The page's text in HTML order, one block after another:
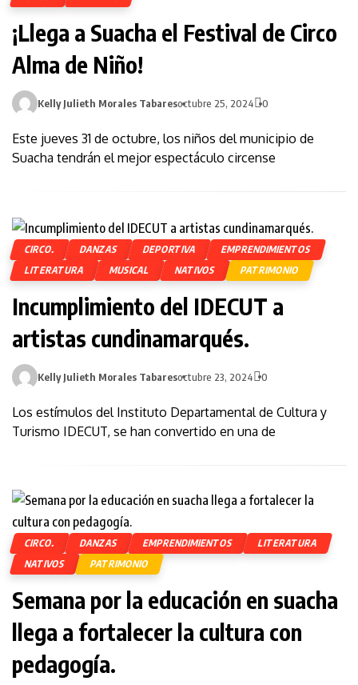
¡Llega a Suacha el Festival de Circo
Alma de Niño!
Kelly Julieth Morales Tabaresoctubre 25, 2024 0
Este jueves 31 de octubre, los niños del municipio de
Suacha tendrán el mejor espectáculo circense
CIRCO. DANZAS DEPORTIVA
EMPRENDIMIENTOS
LITERATURA
MUSICAL NATIVOS PATRIMONIO
Incumplimiento del IDECUT a
artistas cundinamarqués.
Kelly Julieth Morales Tabaresoctubre 23, 2024 0
Los estímulos del Instituto Departamental de Cultura y
Turismo IDECUT, se han convertido en una de
CIRCO. DANZAS EMPRENDIMIENTOS
LITERATURA
NATIVOS
PATRIMONIO
Semana por la educación en suacha
llega a fortalecer la cultura con
pedagogía.